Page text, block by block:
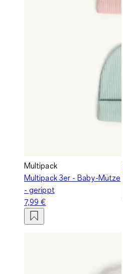
Multipack
Multipack 3er - Baby-Mütze
- gerippt
7,99 €